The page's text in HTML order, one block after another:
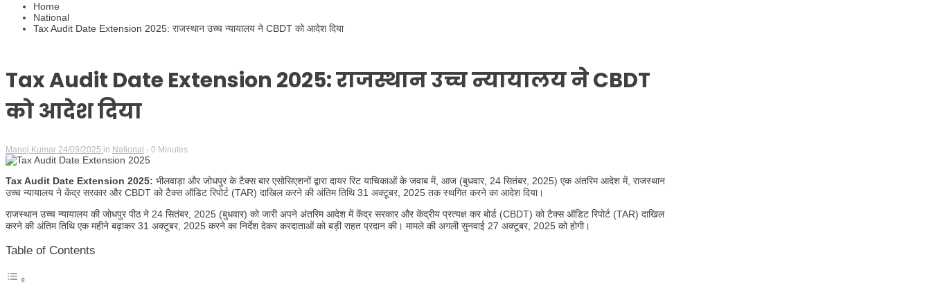
Home
National
Tax Audit Date Extension 2025: राजस्थान उच्च न्यायालय ने CBDT को आदेश दिया
Tax Audit Date Extension 2025: राजस्थान उच्च न्यायालय ने CBDT
को आदेश दिया
Manoj Kumar 24/09/2025 in National - 0 Minutes
Tax Audit Date Extension 2025: भीलवाड़ा और जोधपुर के टैक्स बार एसोसिएशनों द्वारा दायर रिट याचिकाओं के जवाब में, आज (बुधवार, 24 सितंबर, 2025) एक अंतरिम आदेश में, राजस्थान
उच्च न्यायालय ने केंद्र सरकार और CBDT को टैक्स ऑडिट रिपोर्ट (TAR) दाखिल करने की अंतिम तिथि 31 अक्टूबर, 2025 तक स्थगित करने का आदेश दिया।
राजस्थान उच्च न्यायालय की जोधपुर पीठ ने 24 सितंबर, 2025 (बुधवार) को जारी अपने अंतरिम आदेश में केंद्र सरकार और केंद्रीय प्रत्यक्ष कर बोर्ड (CBDT) को टैक्स ऑडिट रिपोर्ट (TAR) दाखिल
करने की अंतिम तिथि एक महीने बढ़ाकर 31 अक्टूबर, 2025 करने का निर्देश देकर करदाताओं को बड़ी राहत प्रदान की। मामले की अगली सुनवाई 27 अक्टूबर, 2025 को होगी।
Table of Contents